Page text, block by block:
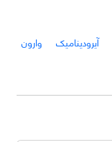
آیرودینامیک
وارون